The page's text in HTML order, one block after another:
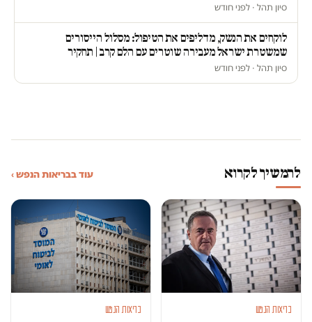
סיון תהל · לפני חודש
לוקחים את הנשק, מדליפים את הטיפול: מסלול הייסורים
שמשטרת ישראל מעבירה שוטרים עם הלם קרב | תחקיר
סיון תהל · לפני חודש
להמשיך לקרוא עוד בבריאות הנפש ›
בריאות הנפש בריאות הנפש